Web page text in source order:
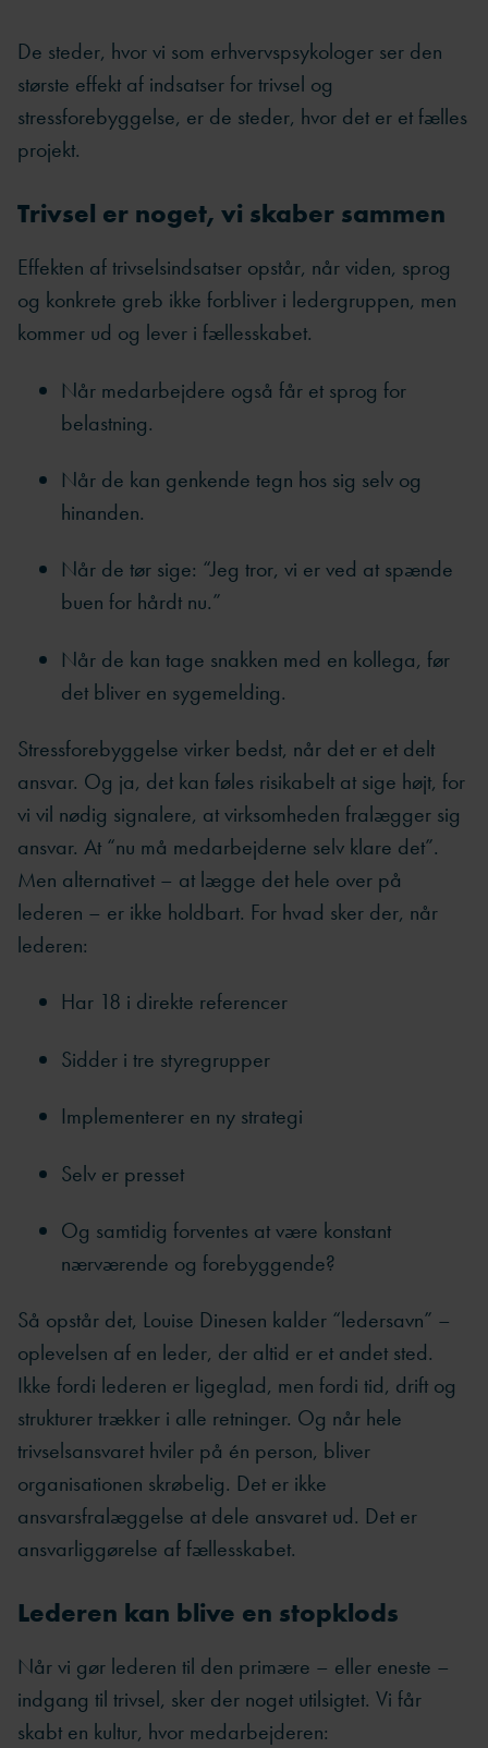
De steder, hvor vi som erhvervspsykologer ser den
største effekt af indsatser for trivsel og
stressforebyggelse, er de steder, hvor det er et fælles
projekt.
Trivsel er noget, vi skaber sammen
Effekten af trivselsindsatser opstår, når viden, sprog
og konkrete greb ikke forbliver i ledergruppen, men
kommer ud og lever i fællesskabet.
Når medarbejdere også får et sprog for
belastning.
Når de kan genkende tegn hos sig selv og
hinanden.
Når de tør sige: “Jeg tror, vi er ved at spænde
buen for hårdt nu.”
Når de kan tage snakken med en kollega, før
det bliver en sygemelding.
Stressforebyggelse virker bedst, når det er et delt
ansvar. Og ja, det kan føles risikabelt at sige højt, for
vi vil nødig signalere, at virksomheden fralægger sig
ansvar. At “nu må medarbejderne selv klare det”.
Men alternativet – at lægge det hele over på
lederen – er ikke holdbart. For hvad sker der, når
lederen:
Har 18 i direkte referencer
Sidder i tre styregrupper
Implementerer en ny strategi
Selv er presset
Og samtidig forventes at være konstant
nærværende og forebyggende?
Så opstår det, Louise Dinesen kalder “ledersavn” –
oplevelsen af en leder, der altid er et andet sted.
Ikke fordi lederen er ligeglad, men fordi tid, drift og
strukturer trækker i alle retninger. Og når hele
trivselsansvaret hviler på én person, bliver
organisationen skrøbelig. Det er ikke
ansvarsfralæggelse at dele ansvaret ud. Det er
ansvarliggørelse af fællesskabet.
Lederen kan blive en stopklods
Når vi gør lederen til den primære – eller eneste –
indgang til trivsel, sker der noget utilsigtet. Vi får
skabt en kultur, hvor medarbejderen: